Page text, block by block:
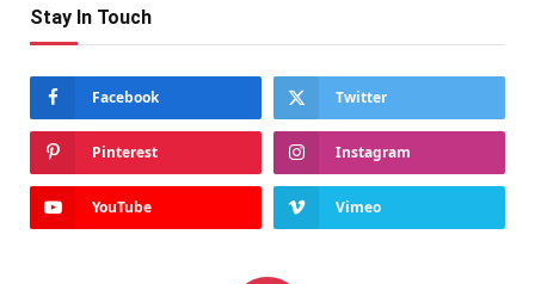
Stay In Touch
Facebook Twitter
Pinterest Instagram
YouTube Vimeo